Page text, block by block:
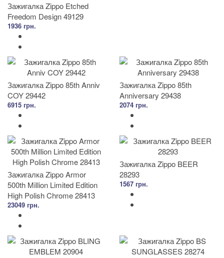
Зажигалка Zippo Etched
Freedom Design 49129
1936 грн.
Зажигалка Zippo 85th Anniv
COY 29442
6915 грн.
Зажигалка Zippo 85th
Anniversary 29438
2074 грн.
Зажигалка Zippo Armor
500th Million Limited Edition
High Polish Chrome 28413
23049 грн.
Зажигалка Zippo BEER
28293
1567 грн.